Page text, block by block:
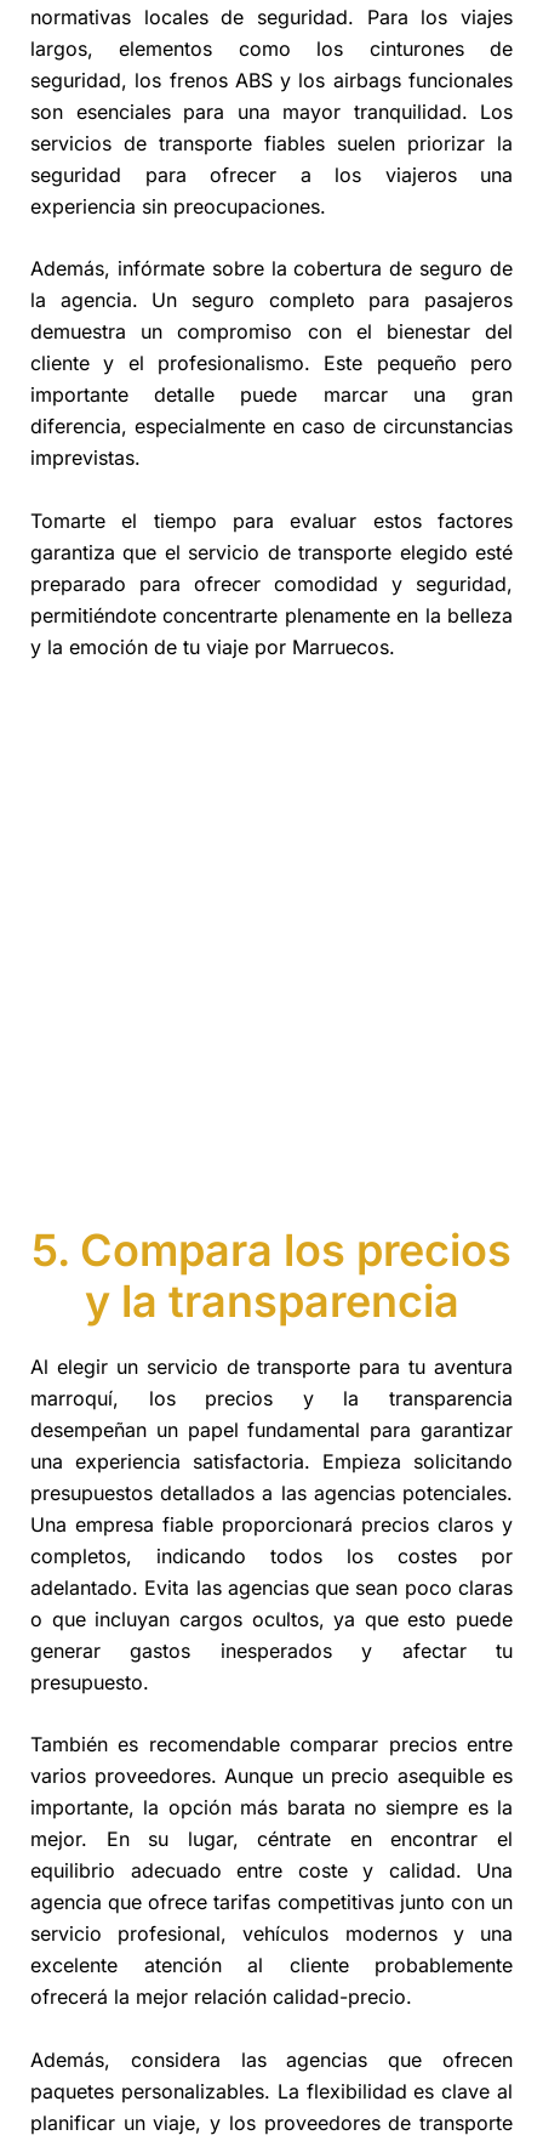
normativas locales de seguridad. Para los viajes
largos, elementos como los cinturones de
seguridad, los frenos ABS y los airbags funcionales
son esenciales para una mayor tranquilidad. Los
servicios de transporte fiables suelen priorizar la
seguridad para ofrecer a los viajeros una
experiencia sin preocupaciones.
Además, infórmate sobre la cobertura de seguro de
la agencia. Un seguro completo para pasajeros
demuestra un compromiso con el bienestar del
cliente y el profesionalismo. Este pequeño pero
importante detalle puede marcar una gran
diferencia, especialmente en caso de circunstancias
imprevistas.
Tomarte el tiempo para evaluar estos factores
garantiza que el servicio de transporte elegido esté
preparado para ofrecer comodidad y seguridad,
permitiéndote concentrarte plenamente en la belleza
y la emoción de tu viaje por Marruecos.
5. Compara los precios
y la transparencia
Al elegir un servicio de transporte para tu aventura
marroquí, los precios y la transparencia
desempeñan un papel fundamental para garantizar
una experiencia satisfactoria. Empieza solicitando
presupuestos detallados a las agencias potenciales.
Una empresa fiable proporcionará precios claros y
completos, indicando todos los costes por
adelantado. Evita las agencias que sean poco claras
o que incluyan cargos ocultos, ya que esto puede
generar gastos inesperados y afectar tu
presupuesto.
También es recomendable comparar precios entre
varios proveedores. Aunque un precio asequible es
importante, la opción más barata no siempre es la
mejor. En su lugar, céntrate en encontrar el
equilibrio adecuado entre coste y calidad. Una
agencia que ofrece tarifas competitivas junto con un
servicio profesional, vehículos modernos y una
excelente atención al cliente probablemente
ofrecerá la mejor relación calidad-precio.
Además, considera las agencias que ofrecen
paquetes personalizables. La flexibilidad es clave al
planificar un viaje, y los proveedores de transporte